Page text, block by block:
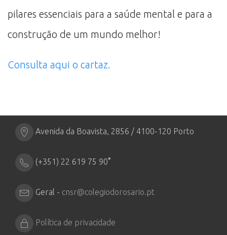
pilares essenciais para a saúde mental e para a
construção de um mundo melhor!
Consulta aqui o cartaz.
Avenida da Boavista, 2856 / 4100-120 Porto
(+351) 22 619 75 90*
Geral - cnsr@colegiodorosario.pt
Política de privacidade